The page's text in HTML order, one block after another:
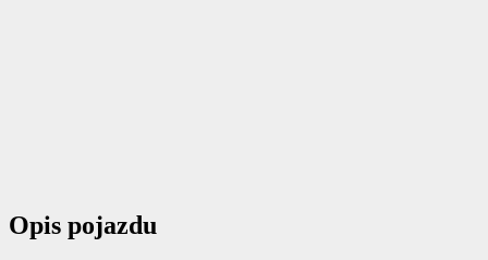
Opis pojazdu